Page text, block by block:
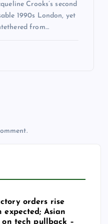
Crooks’s second
1990s London, yet
from…
orders rise
Asian
tech pullback –